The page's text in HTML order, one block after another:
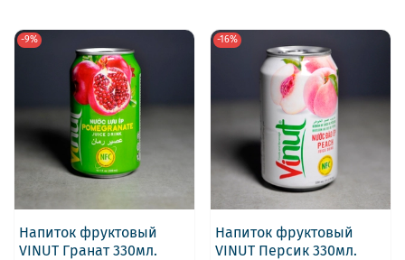
-9%
Напиток фруктовый
VINUT Гранат 330мл.
-16%
Напиток фруктовый
VINUT Персик 330мл.